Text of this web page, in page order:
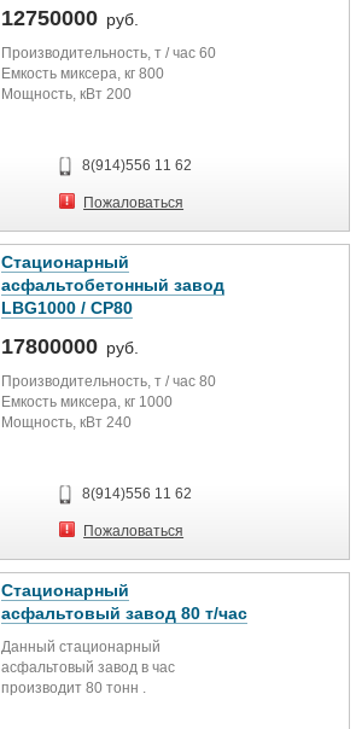
12750000 руб.
Производительность, т / час 60
Емкость миксера, кг 800
Мощность, кВт 200
8(914)556 11 62
Пожаловаться
Стационарный
асфальтобетонный завод
LBG1000 / CP80
17800000 руб.
Производительность, т / час 80
Емкость миксера, кг 1000
Мощность, кВт 240
8(914)556 11 62
Пожаловаться
Стационарный
асфальтовый завод 80 т/час
Данный стационарный
асфальтовый завод в час
производит 80 тонн .